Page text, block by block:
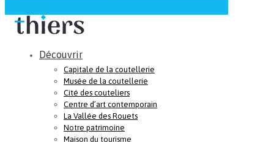
Découvrir
Capitale de la coutellerie
Musée de la coutellerie
Cité des couteliers
Centre d’art contemporain
La Vallée des Rouets
Notre patrimoine
Maison du tourisme